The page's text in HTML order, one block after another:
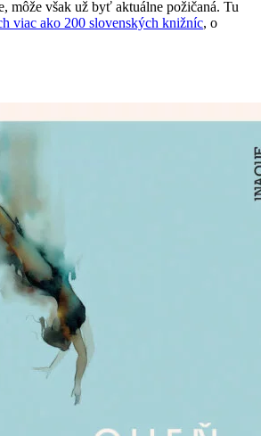
môže však už byť aktuálne požičaná. Tu
viac ako 200 slovenských knižníc, o